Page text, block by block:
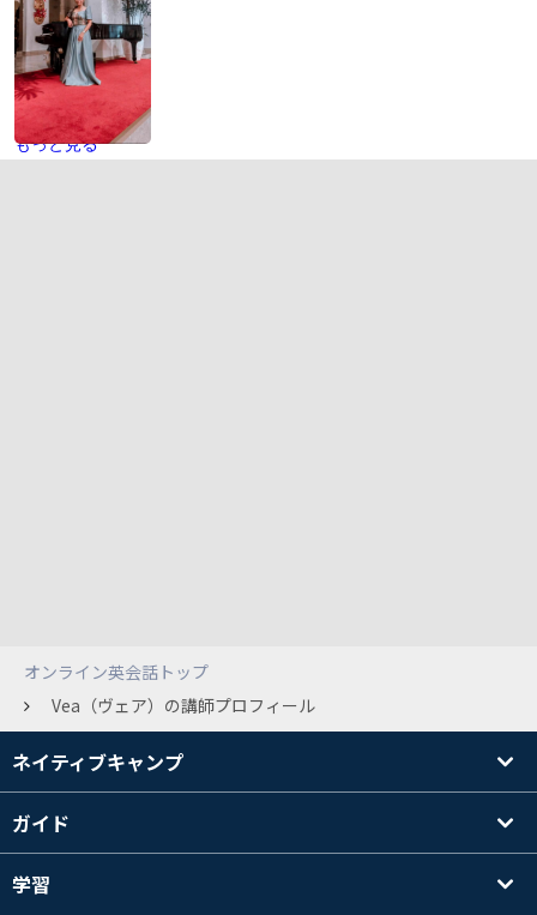
もっと見る
オンライン英会話トップ
Vea（ヴェア）の講師プロフィール
ネイティブキャンプ
ガイド
学習